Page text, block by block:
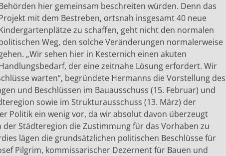
hier gemeinsam beschreiten würden. Denn das
mit dem Bestreben, ortsnah insgesamt 40 neue
zu schaffen, geht nicht den normalen
Weg, den solche Veränderungen normalerweise
„Wir sehen hier in Kesternich einen akuten
der eine zeitnahe Lösung erfordert. Wir
warten“, begründete Hermanns die Vorstellung des
und Beschlüssen im Bauausschuss (15. Februar) und
sowie im Strukturausschuss (13. März) der
Politik ein wenig vor, da wir absolut davon überzeugt
Städteregion die Zustimmung für das Vorhaben zu
lägen die grundsätzlichen politischen Beschlüsse für
Pilgrim, kommissarischer Dezernent für Bauen und